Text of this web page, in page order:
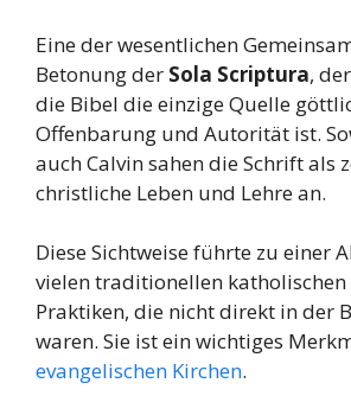
Eine der wesentlichen
Betonung der Sola Scriptura,
die Bibel die einzige Quelle
Offenbarung und Autorität ist.
auch Calvin sahen die Schrift als
christliche Leben und Lehre an.
Diese Sichtweise führte zu einer
vielen traditionellen katholischen
Praktiken, die nicht direkt in der
waren. Sie ist ein wichtiges
evangelischen Kirchen.